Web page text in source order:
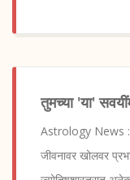
तुमच्या 'या'
Astrology News :
जीवनावर खोलवर